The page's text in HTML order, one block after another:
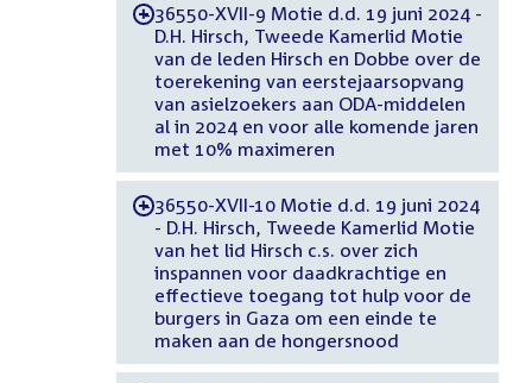
-36550-XVII-9 Motie d.d. 19 juni 2024 -
D.H. Hirsch, Tweede Kamerlid Motie
van de leden Hirsch en Dobbe over de
toerekening van eerstejaarsopvang
van asielzoekers aan ODA-middelen
al in 2024 en voor alle komende jaren
met 10% maximeren
-36550-XVII-10 Motie d.d. 19 juni 2024
- D.H. Hirsch, Tweede Kamerlid Motie
van het lid Hirsch c.s. over zich
inspannen voor daadkrachtige en
effectieve toegang tot hulp voor de
burgers in Gaza om een einde te
maken aan de hongersnood